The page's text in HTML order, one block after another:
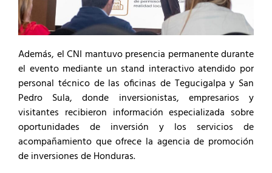
Además, el CNI mantuvo presencia permanente durante
el evento mediante un stand interactivo atendido por
personal técnico de las oficinas de Tegucigalpa y San
Pedro Sula, donde inversionistas, empresarios y
visitantes recibieron información especializada sobre
oportunidades de inversión y los servicios de
acompañamiento que ofrece la agencia de promoción
de inversiones de Honduras.